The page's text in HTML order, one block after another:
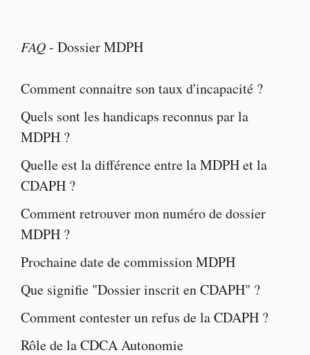
FAQ- Dossier MDPH
Comment connaitre son taux d'incapacité ?
Quels sont les handicaps reconnus par la
MDPH ?
Quelle est ladifférence entre la MDPH et la
CDAPH ?
Comment retrouver mon numéro de dossier
MDPH ?
Prochainedate de commission MDPH
Que signifie "Dossier inscrit en CDAPH" ?
Comment contester unrefus de la CDAPH ?
Rôle de laCDCA Autonomie